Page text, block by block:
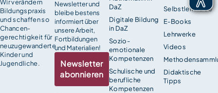
Wir verändern
Bildungspraxis
und schaffen so
Chancen­
gerechtigkeit für
neuzugewanderte
Kinder und
Jugendliche.
DaZ
Digitale Bildung
in DaZ
Sozio-
emotionale
Kompetenzen
Schulische und
berufliche
Kompetenzen
Selbstlernkurse
E-Books
Lehrwerke
Videos
Didaktische
Tipps
Newsletter und
bleibe bestens
informiert über
unsere Arbeit,
Fortbildungen
und Materialien!
Newsletter
abonnieren